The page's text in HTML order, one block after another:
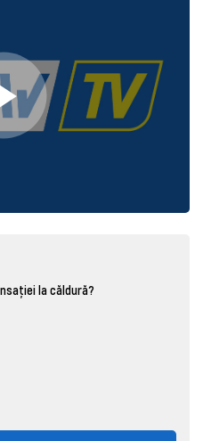
la căldură?